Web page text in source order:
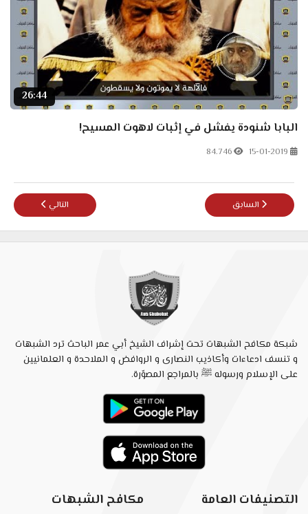
26:44
البابا شنودة يفشل في إثبات لاهوت المسيح!
15-01-2019
84.746
المقال السابق: أبو عمر الباحث يطحن القمص زكريا بطرس ويسويه على نار
السابق المقال التالي:
التالي
شبكة مكافح الشبهات تحت إشراف الشيخ أبي عمر الباحث ترد الشبهات
و تنسف ادعاءات وأكاذيب النصارى و الروافض و الملاحدة و العلمانيين
على الإسلام ورسوله ﷺ بالمراجع المصوّرة.
التصنيفات العامة مكافح الشبهات